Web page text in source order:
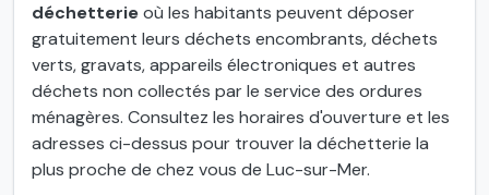
déchetterieoù les habitants peuvent déposer
gratuitement leurs déchets encombrants, déchets
verts, gravats, appareils électroniques et autres
déchets non collectés par le service des ordures
ménagères. Consultez les horaires d'ouverture et les
adresses ci-dessus pour trouver la déchetterie la
plus proche de chez vous de Luc-sur-Mer.